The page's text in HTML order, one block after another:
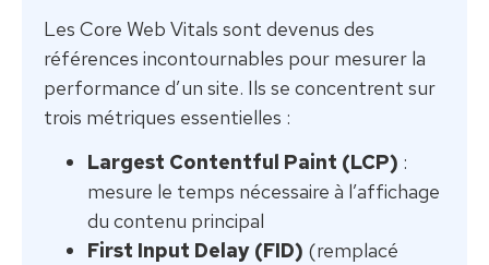
Les Core Web Vitals sont devenus des
références incontournables pour mesurer la
performance d’un site. Ils se concentrent sur
trois métriques essentielles :
Largest Contentful Paint (LCP) :
mesure le temps nécessaire à l’affichage
du contenu principal
First Input Delay (FID) (remplacé